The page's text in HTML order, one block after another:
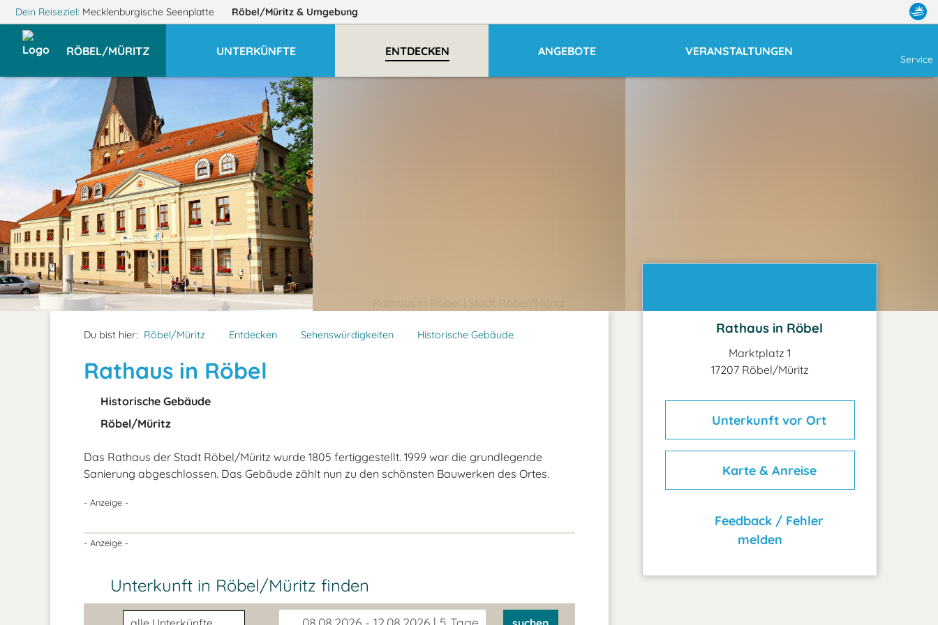
Dein Reiseziel: Mecklenburgische Seenplatte Röbel/Müritz & Umgebung
RÖBEL/MÜRITZ UNTERKÜNFTE ENTDECKEN ANGEBOTE VERANSTALTUNGEN
Service
Du bist hier: Röbel/Müritz Entdecken Sehenswürdigkeiten Historische Gebäude
Rathaus in Röbel
Historische Gebäude
Röbel/Müritz
Das Rathaus der Stadt Röbel/Müritz wurde 1805 fertiggestellt. 1999 war die grundlegende
Sanierung abgeschlossen. Das Gebäude zählt nun zu den schönsten Bauwerken des Ortes.
- Anzeige -
- Anzeige -
Unterkunft in Röbel/Müritz finden
Unterkunftsart
Rathaus in Röbel
Marktplatz 1
17207 Röbel/Müritz
Unterkunft vor Ort
Karte & Anreise
Feedback / Fehler
melden